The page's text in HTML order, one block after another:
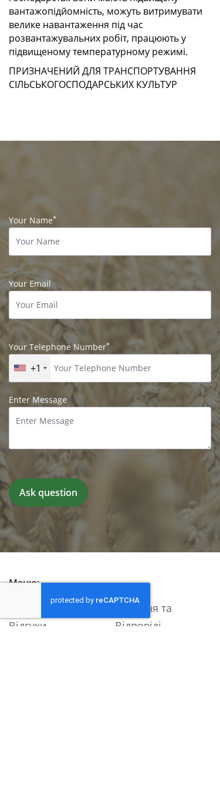
вантажопідйомність, можуть витримувати
велике навантаження під час
розвантажувальних робіт, працюють у
підвищеному температурному режимі.
ПРИЗНАЧЕНИЙ ДЛЯ ТРАНСПОРТУВАННЯ
СІЛЬСЬКОГОСПОДАРСЬКИХ КУЛЬТУР
Your Name*
Your Email
Your Telephone Number*
+1
Enter Message
Меню:
Відгуки
Питання та
Відповіді